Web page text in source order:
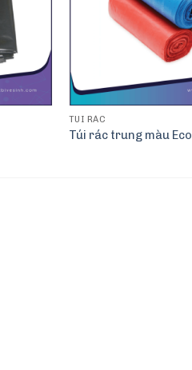
TÚI RÁC
Túi rác trung màu Eco